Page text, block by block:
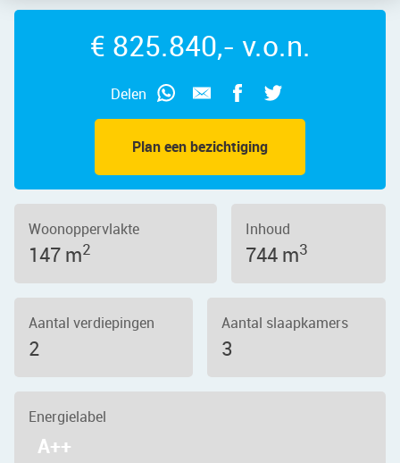
Plan een bezichtiging
Delen
€ 825.840,- v.o.n.
Woonoppervlakte
147 m2
Inhoud
744 m3
Aantal verdiepingen
2
Aantal slaapkamers
3
Energielabel
A++